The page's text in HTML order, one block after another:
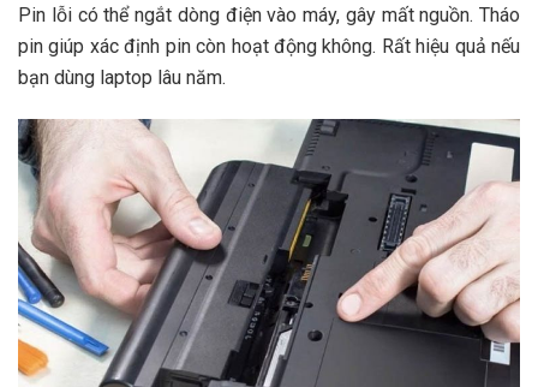
Pin lỗi có thể ngắt dòng điện vào máy, gây mất nguồn. Tháo
pin giúp xác định pin còn hoạt động không. Rất hiệu quả nếu
bạn dùng laptop lâu năm.